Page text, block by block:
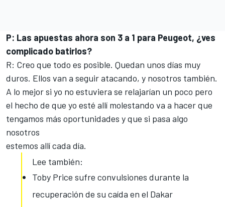
P: Las apuestas ahora son 3 a 1 para Peugeot, ¿ves
complicado batirlos?
R: Creo que todo es posible. Quedan unos días muy
duros. Ellos van a seguir atacando, y nosotros también.
A lo mejor si yo no estuviera se relajarían un poco pero
el hecho de que yo esté allí molestando va a hacer que
tengamos más oportunidades y que si pasa algo
nosotros
estemos allí cada día.
Lee también:
Toby Price sufre convulsiones durante la
recuperación de su caída en el Dakar